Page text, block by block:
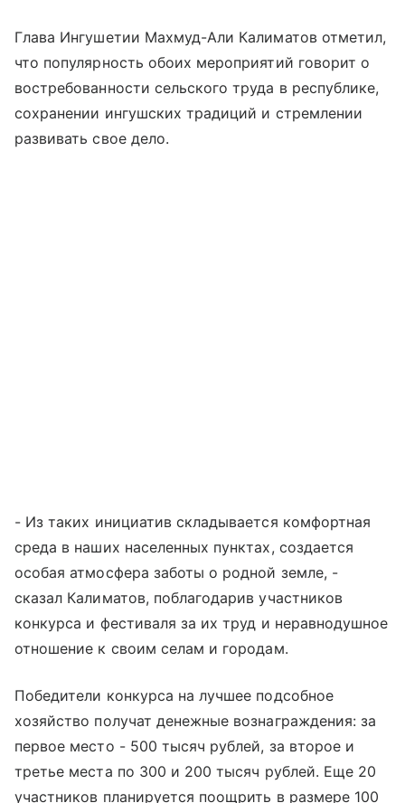
Глава Ингушетии Махмуд-Али Калиматов отметил,
что популярность обоих мероприятий говорит о
востребованности сельского труда в республике,
сохранении ингушских традиций и стремлении
развивать свое дело.
- Из таких инициатив складывается комфортная
среда в наших населенных пунктах, создается
особая атмосфера заботы о родной земле, -
сказал Калиматов, поблагодарив участников
конкурса и фестиваля за их труд и неравнодушное
отношение к своим селам и городам.
Победители конкурса на лучшее подсобное
хозяйство получат денежные вознаграждения: за
первое место - 500 тысяч рублей, за второе и
третье места по 300 и 200 тысяч рублей. Еще 20
участников планируется поощрить в размере 100